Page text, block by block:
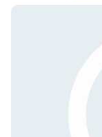
で、機
ので、